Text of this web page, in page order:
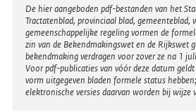
Disclaimer
De hier aangeboden pdf-bestanden van het
Tractatenblad, provinciaal blad, gemeenteblad,
gemeenschappelijke regeling vormen de
zin van de Bekendmakingswet en de Rijkswet
bekendmaking verdragen voor zover ze na 1
Voor pdf-publicaties van vóór deze datum
vorm uitgegeven bladen formele status
elektronische versies daarvan worden bij wijze